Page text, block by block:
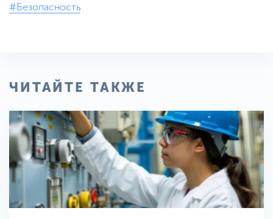
#Безопасность
ЧИТАЙТЕ ТАКЖЕ